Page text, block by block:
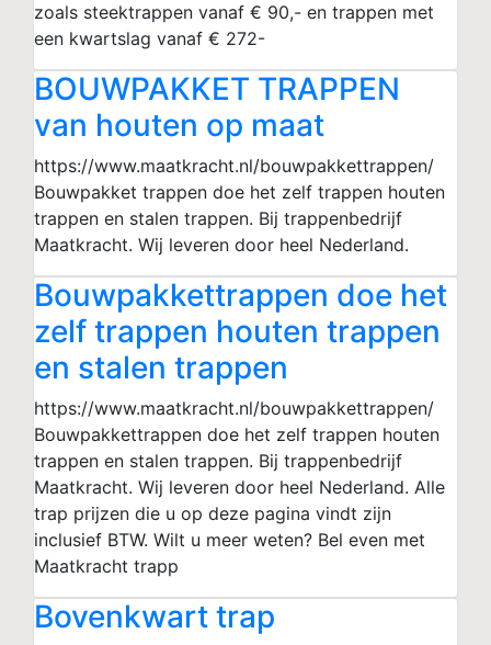
zoals steektrappen vanaf € 90,- en trappen met
een kwartslag vanaf € 272-
BOUWPAKKET TRAPPEN
van houten op maat
https://www.maatkracht.nl/bouwpakkettrappen/
Bouwpakket trappen doe het zelf trappen houten
trappen en stalen trappen. Bij trappenbedrijf
Maatkracht. Wij leveren door heel Nederland.
Bouwpakkettrappen doe het
zelf trappen houten trappen
en stalen trappen
https://www.maatkracht.nl/bouwpakkettrappen/
Bouwpakkettrappen doe het zelf trappen houten
trappen en stalen trappen. Bij trappenbedrijf
Maatkracht. Wij leveren door heel Nederland. Alle
trap prijzen die u op deze pagina vindt zijn
inclusief BTW. Wilt u meer weten? Bel even met
Maatkracht trapp
Bovenkwart trap